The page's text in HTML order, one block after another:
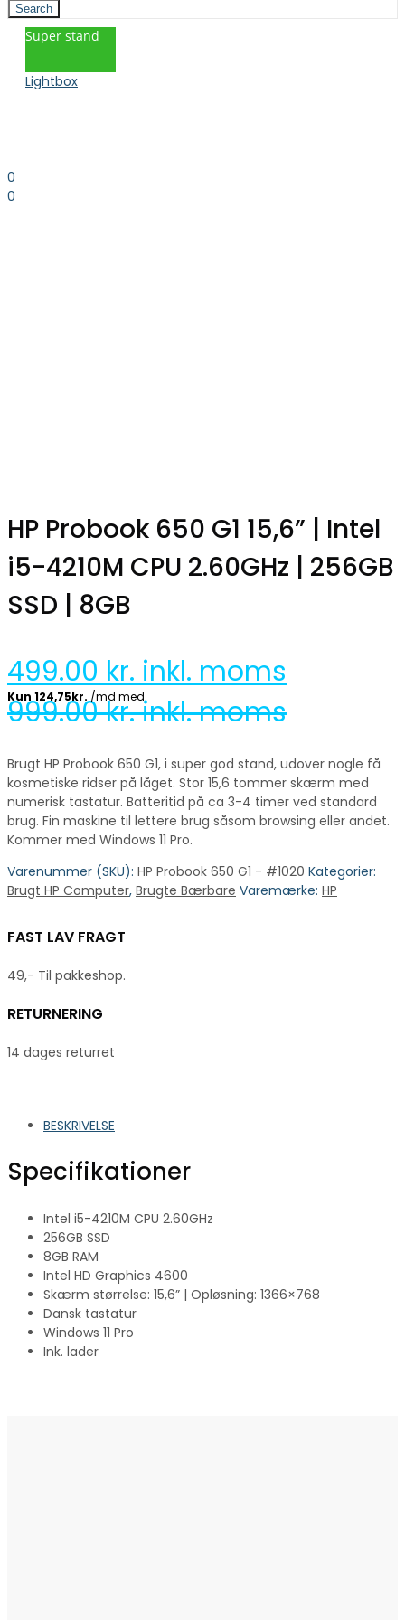
0
0
Search
Super stand
Lightbox
HP Probook 650 G1 15,6” | Intel
i5-4210M CPU 2.60GHz | 256GB
SSD | 8GB
499.00 kr. inkl. moms
999.00kr. inkl. moms
Brugt HP Probook 650 G1, i super god stand, udover nogle få
kosmetiske ridser på låget. Stor 15,6 tommer skærm med
numerisk tastatur. Batteritid på ca 3-4 timer ved standard
brug. Fin maskine til lettere brug såsom browsing eller andet.
Kommer med Windows 11 Pro.
Varenummer (SKU): HP Probook 650 G1 - #1020 Kategorier:
Brugt HP Computer, Brugte Bærbare Varemærke: HP
FAST LAV FRAGT
49,- Til pakkeshop.
RETURNERING
14 dages returret
BESKRIVELSE
Specifikationer
Intel i5-4210M CPU 2.60GHz
256GB SSD
8GB RAM
Intel HD Graphics 4600
Skærm størrelse: 15,6” | Opløsning: 1366×768
Dansk tastatur
Windows 11 Pro
Ink. lader